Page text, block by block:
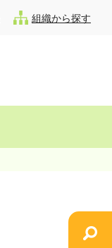
組織から探す